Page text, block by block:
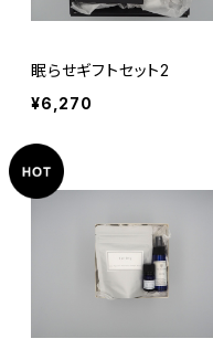
眠らせギフトセット2
¥6,270